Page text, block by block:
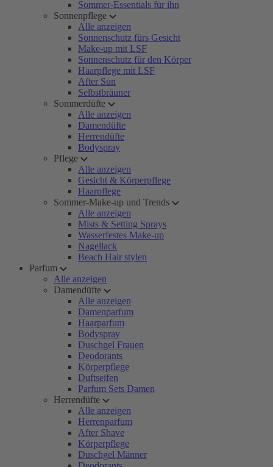
Sommer-Essentials für ihn
Sonnenpflege
Alle anzeigen
Sonnenschutz fürs Gesicht
Make-up mit LSF
Sonnenschutz für den Körper
Haarpflege mit LSF
After Sun
Selbstbräuner
Sommerdüfte
Alle anzeigen
Damendüfte
Herrendüfte
Bodyspray
Pflege
Alle anzeigen
Gesicht & Körperpflege
Haarpflege
Sommer-Make-up und Trends
Alle anzeigen
Mists & Setting Sprays
Wasserfestes Make-up
Nagellack
Beach Hair stylen
Parfum
Alle anzeigen
Damendüfte
Alle anzeigen
Damenparfum
Haarparfum
Bodyspray
Duschgel Frauen
Deodorants
Körperpflege
Duftseifen
Parfum Sets Damen
Herrendüfte
Alle anzeigen
Herrenparfum
After Shave
Körperpflege
Duschgel Männer